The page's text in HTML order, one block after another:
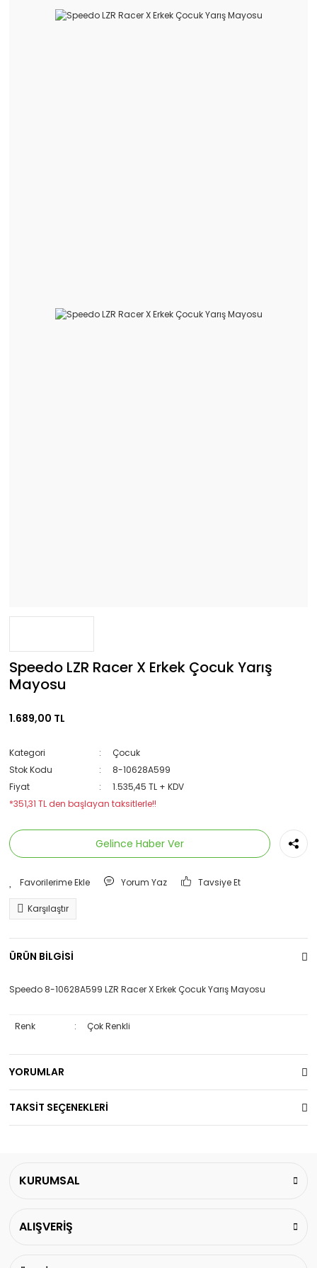
Speedo LZR Racer X Erkek Çocuk Yarış
Mayosu
1.689,00 TL
Kategori
Çocuk
Stok Kodu
8-10628A599
Fiyat
1.535,45 TL + KDV
*351,31 TL den başlayan taksitlerle!!
Gelince Haber Ver
Yorum Yaz Tavsiye Et
Karşılaştır
ÜRÜN BİLGİSİ
Speedo 8-10628A599 LZR Racer X Erkek Çocuk Yarış Mayosu
Renk : Çok Renkli
YORUMLAR
TAKSİT SEÇENEKLERİ
KURUMSAL
ALIŞVERİŞ